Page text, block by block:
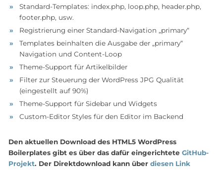
Standard-Templates: index.php, loop.php, header.php,
footer.php, usw.
Registrierung einer Standard-Navigation „primary“
Templates beinhalten die Ausgabe der „primary“
Navigation und Content-Loop
Theme-Support für Artikelbilder
Filter zur Steuerung der WordPress JPG Qualität
(eingestellt auf 90%)
Theme-Support für Sidebar und Widgets
Custom-Editor Styles für den Editor im Backend
Den aktuellen Download des HTML5 WordPress
Boilerplates gibt es über das dafür eingerichtete GitHub-
Projekt. Der Direktdownload kann über diesen Link